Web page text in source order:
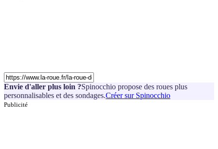
Envie d'aller plus loin ?Spinocchio propose des roues plus
personnalisables et des sondages.Créer sur Spinocchio
Publicité